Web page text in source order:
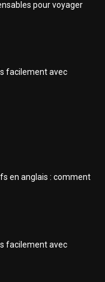
pour voyager
facilement avec
en anglais : comment
facilement avec